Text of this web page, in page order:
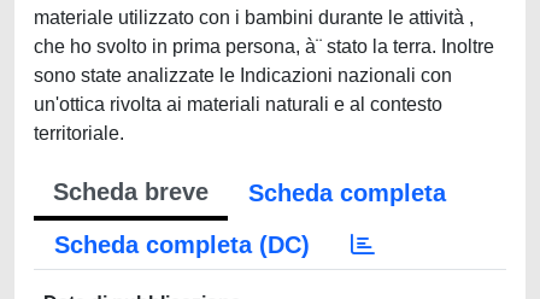
materiale utilizzato con i bambini durante le attività ,
che ho svolto in prima persona, à¨ stato la terra. Inoltre
sono state analizzate le Indicazioni nazionali con
un'ottica rivolta ai materiali naturali e al contesto
territoriale.
Scheda breve
Scheda completa
Scheda completa (DC)